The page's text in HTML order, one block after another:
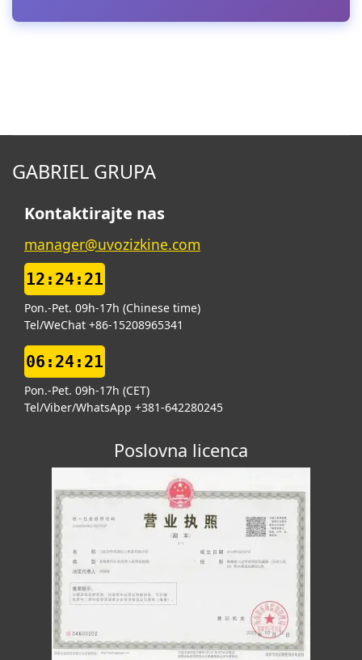
GABRIEL GRUPA
Kontaktirajte nas
manager@uvozizkine.com
12:24:22
Pon.-Pet. 09h-17h (Chinese time)
Tel/WeChat +86-15208965341
06:24:22
Pon.-Pet. 09h-17h (CET)
Tel/Viber/WhatsApp +381-642280245
Poslovna licenca